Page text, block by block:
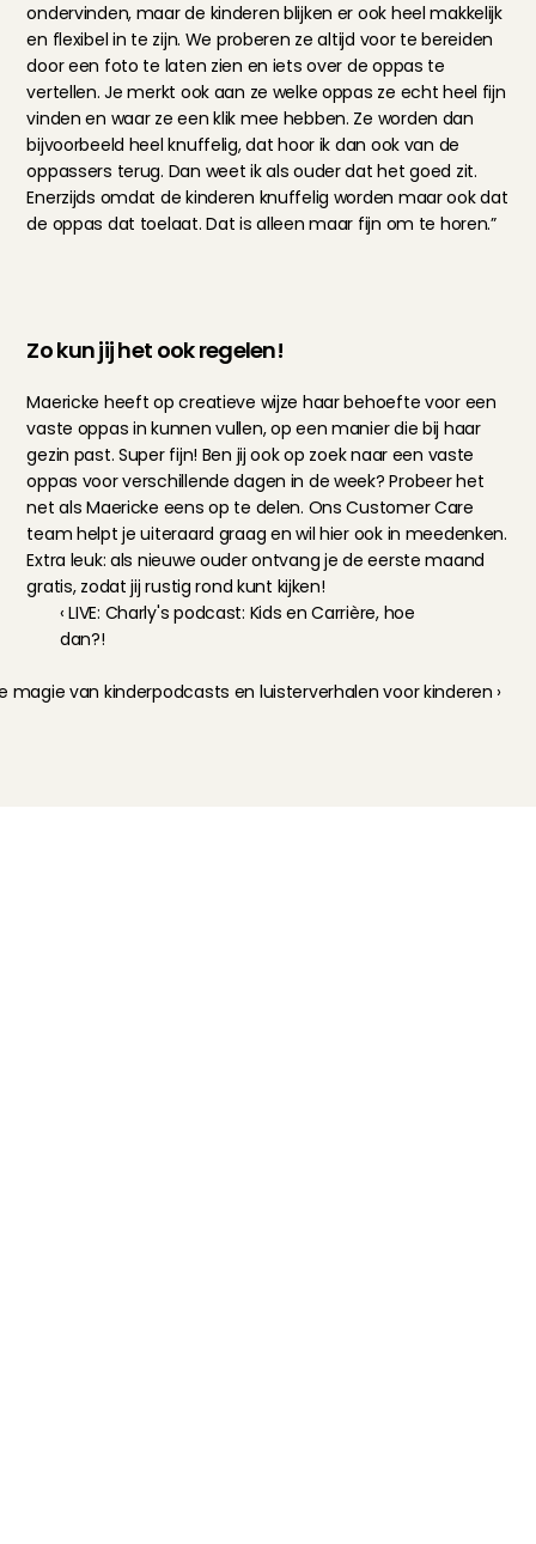
ondervinden, maar de kinderen blijken er ook heel makkelijk
en flexibel in te zijn. We proberen ze altijd voor te bereiden
door een foto te laten zien en iets over de oppas te
vertellen. Je merkt ook aan ze welke oppas ze echt heel fijn
vinden en waar ze een klik mee hebben. Ze worden dan
bijvoorbeeld heel knuffelig, dat hoor ik dan ook van de
oppassers terug. Dan weet ik als ouder dat het goed zit.
Enerzijds omdat de kinderen knuffelig worden maar ook dat
de oppas dat toelaat. Dat is alleen maar fijn om te horen.”
Zo kun jij het ook regelen!
Maericke heeft op creatieve wijze haar behoefte voor een
vaste oppas in kunnen vullen, op een manier die bij haar
gezin past. Super fijn! Ben jij ook op zoek naar een vaste
oppas voor verschillende dagen in de week? Probeer het
net als Maericke eens op te delen. Ons Customer Care
team helpt je uiteraard graag en wil hier ook in meedenken.
Extra leuk: als nieuwe ouder ontvang je de eerste maand
gratis, zodat jij rustig rond kunt kijken!
‹ LIVE: Charly's podcast: Kids en Carrière, hoe
dan?!
magie van kinderpodcasts en luisterverhalen voor kinderen ›